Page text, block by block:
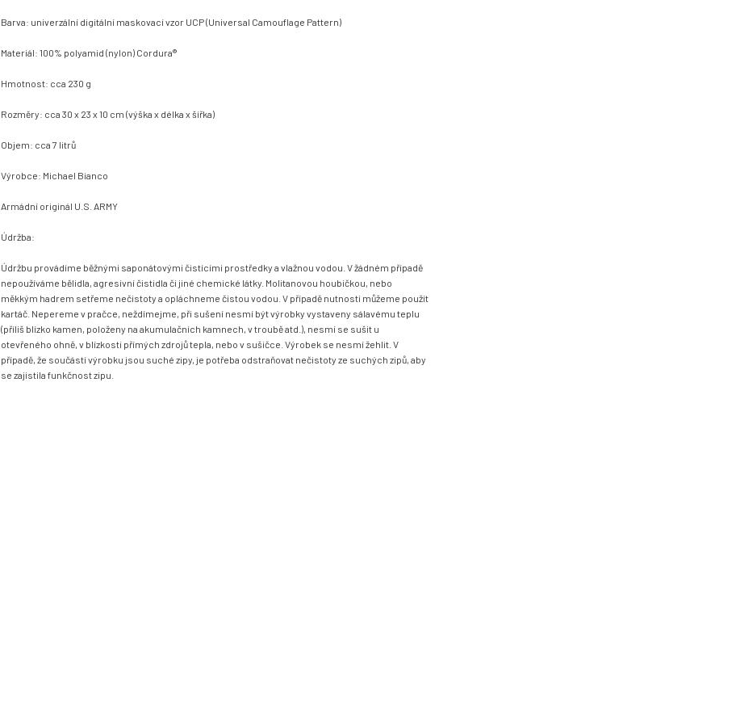
Barva: univerzální digitální maskovací vzor UCP (Universal Camouflage Pattern)
Materiál: 100% polyamid (nylon) Cordura®
Hmotnost: cca 230 g
Rozměry: cca 30 x 23 x 10 cm (výška x délka x šířka)
Objem: cca 7 litrů
Výrobce: Michael Bianco
Armádní originál U.S. ARMY
Údržba:
Údržbu provádíme běžnými saponátovými čistícími prostředky a vlažnou vodou. V žádném případě
nepoužíváme bělidla, agresivní čistidla či jiné chemické látky. Molitanovou houbičkou, nebo
měkkým hadrem setřeme nečistoty a opláchneme čistou vodou. V případě nutnosti můžeme použít
kartáč. Nepereme v pračce, neždímejme, při sušení nesmí být výrobky vystaveny sálavému teplu
(příliš blízko kamen, položeny na akumulačních kamnech, v troubě atd.), nesmí se sušit u
otevřeného ohně, v blízkosti přímých zdrojů tepla, nebo v sušičce. Výrobek se nesmí žehlit. V
případě, že součástí výrobku jsou suché zipy, je potřeba odstraňovat nečistoty ze suchých zipů, aby
se zajistila funkčnost zipu.